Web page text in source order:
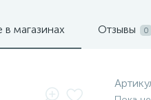
магазинах Отзывы 0